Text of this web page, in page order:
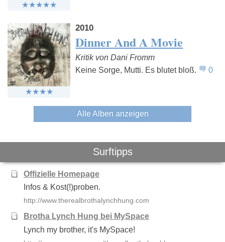
2010
Dinner And A Movie
Kritik von Dani Fromm
Keine Sorge, Mutti. Es blutet bloß.
0
Alle Alben anzeigen
Surftipps
Offizielle Homepage
Infos & Kost(!)proben.
http://www.therealbrothalynchhung.com
Brotha Lynch Hung bei MySpace
Lynch my brother, it's MySpace!